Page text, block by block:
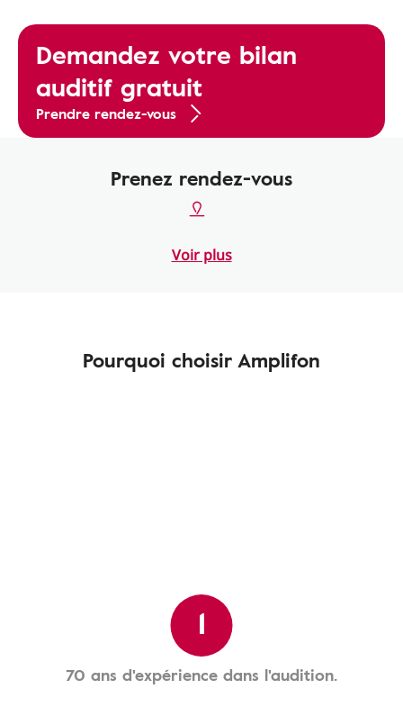
Demandez votre bilan
auditif gratuit
Prendre rendez-vous
Prenez rendez-vous
Voir plus
Pourquoi choisir Amplifon
1
70 ans d'expérience dans l'audition.